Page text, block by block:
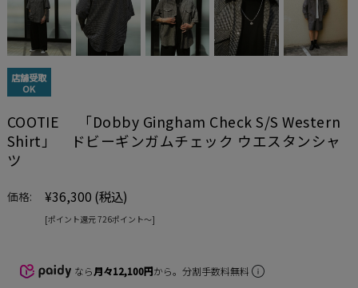
店舗受取
OK
COOTIE 「Dobby Gingham Check S/S Western
Shirt」 ドビーギンガムチェック ウエスタンシャ
ツ
価格: ¥36,300 (税込)
[ポイント還元 726ポイント〜]
なら月々12,100円から。分割手数料無料